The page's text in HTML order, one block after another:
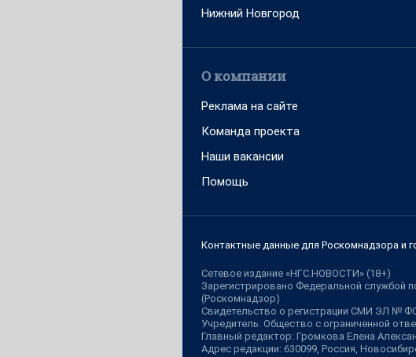
Нижний Новгород
О компании
Реклама на сайте
Команда проекта
Наши вакансии
Помощь
Контактные данные для Роскомнадзора и
Сетевое издание «НГС.НОВОСТИ» (18+)
Зарегистрировано Федеральной службой
(Роскомнадзор)
Свидетельство о регистрации СМИ ЭЛ №
Учредитель: Общество с ограниченной
Главный редактор: Громкова Елена
Адрес редакции: 630099, Россия,